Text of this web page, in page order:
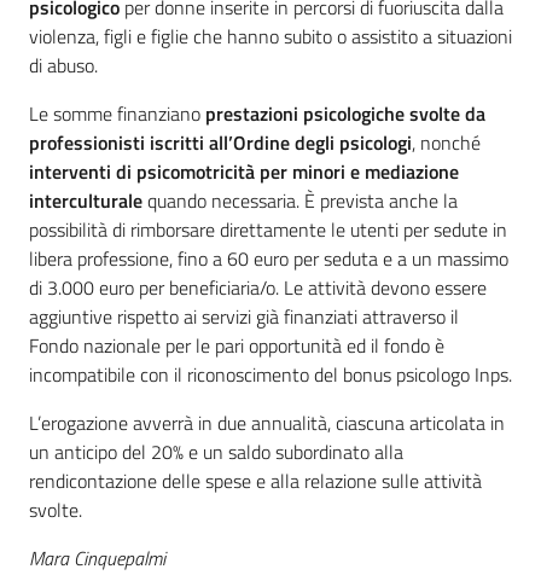
psicologico per donne inserite in percorsi di fuoriuscita dalla
violenza, figli e figlie che hanno subito o assistito a situazioni
di abuso.
Le somme finanziano prestazioni psicologiche svolte da
professionisti iscritti all’Ordine degli psicologi, nonché
interventi di psicomotricità per minori e mediazione
interculturalequando necessaria. È prevista anche la
possibilità di rimborsare direttamente le utenti per sedute in
libera professione, fino a 60 euro per seduta e a un massimo
di 3.000 euro per beneficiaria/o. Le attività devono essere
aggiuntive rispetto ai servizi già finanziati attraverso il
Fondo nazionale per le pari opportunità ed il fondo è
incompatibile con il riconoscimento del bonus psicologo Inps.
L’erogazione avverrà in due annualità, ciascuna articolata in
un anticipo del 20% e un saldo subordinato alla
rendicontazione delle spese e alla relazione sulle attività
svolte.
Mara Cinquepalmi